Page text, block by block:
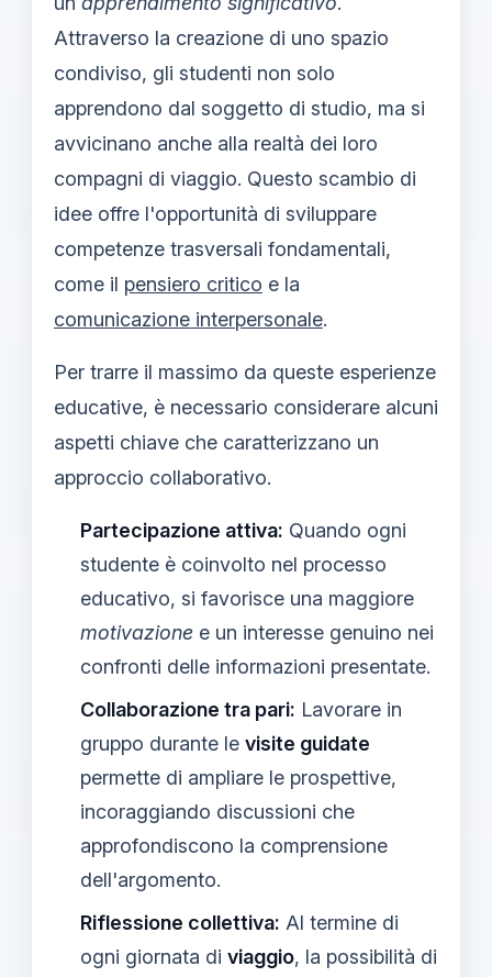
Attraverso la creazione di uno spazio
condiviso, gli studenti non solo
apprendono dal soggetto di studio, ma si
avvicinano anche alla realtà dei loro
compagni di viaggio. Questo scambio di
idee offre l'opportunità di sviluppare
competenze trasversali fondamentali,
come il pensiero critico e la
comunicazione interpersonale.
Per trarre il massimo da queste esperienze
educative, è necessario considerare alcuni
aspetti chiave che caratterizzano un
approccio collaborativo.
Partecipazione attiva: Quando ogni
studente è coinvolto nel processo
educativo, si favorisce una maggiore
motivazione e un interesse genuino nei
confronti delle informazioni presentate.
Collaborazione tra pari: Lavorare in
gruppo durante le visite guidate
permette di ampliare le prospettive,
incoraggiando discussioni che
approfondiscono la comprensione
dell'argomento.
Riflessione collettiva: Al termine di
ogni giornata di viaggio, la possibilità di